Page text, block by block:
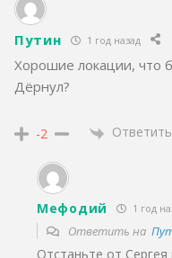
Путин 1 год назад
Хорошие локации, что
Дёрнул?
-2 Ответить
Мефодий 1 год
Ответить на
Отстаньте от Сергея